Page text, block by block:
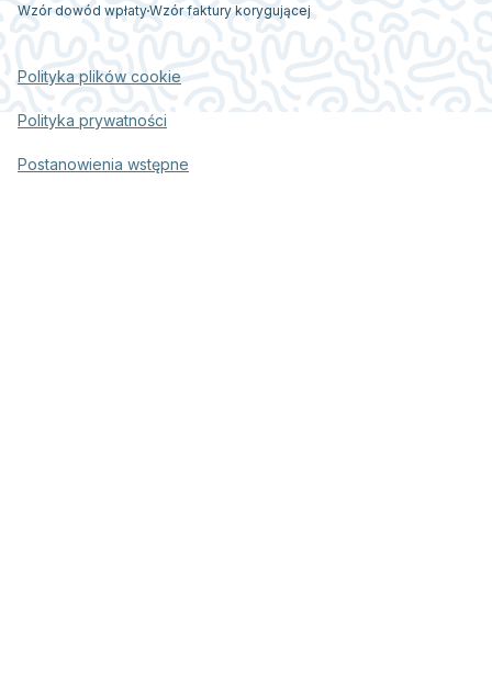
Wzór dowód wpłatyWzór faktury korygującej
Polityka plików cookie
Polityka prywatności
Postanowienia wstępne